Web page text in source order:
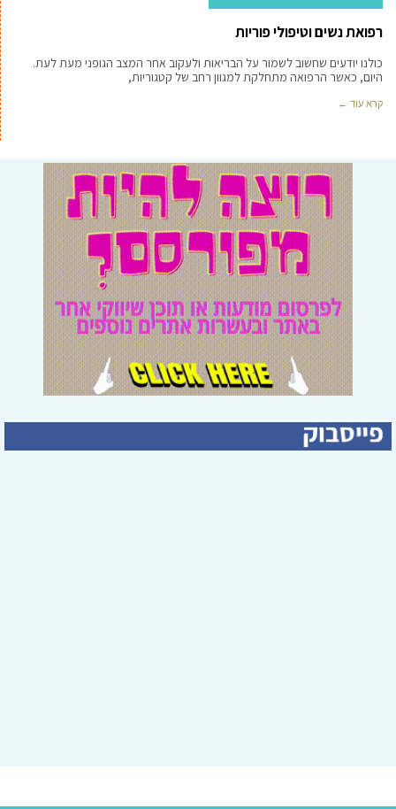
רפואת נשים וטיפולי פוריות
כולנו יודעים שחשוב לשמור על הבריאות ולעקוב אחר המצב הגופני מעת לעת.
היום, כאשר הרפואה מתחלקת למגוון רחב של קטגוריות,
קרא עוד ←